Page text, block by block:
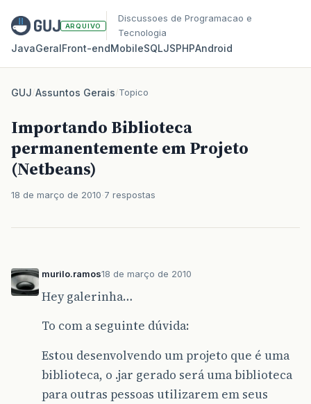
ARQUIVO
Discussoes de Programacao e
Tecnologia
JavaGeralFront‑endMobileSQLJSPHPAndroid
GUJ/Assuntos Gerais/Topico
Importando Biblioteca
permanentemente em Projeto
(Netbeans)
18 de março de 2010 7 respostas
murilo.ramos18 de março de 2010
Hey galerinha…
To com a seguinte dúvida:
Estou desenvolvendo um projeto que é uma
biblioteca, o .jar gerado será uma biblioteca
para outras pessoas utilizarem em seus